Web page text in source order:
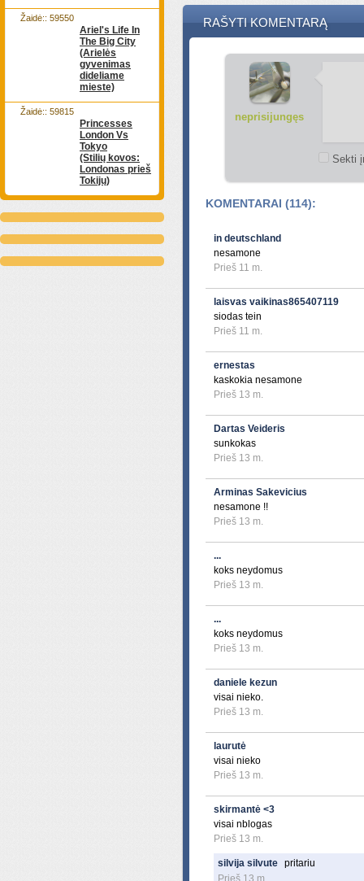
Ariel's Life In
The Big City
(Arielės
gyvenimas
dideliame
mieste)
Žaidė:: 59550
Princesses
London Vs
Tokyo
(Stilių kovos:
Londonas prieš
Tokijų)
Žaidė:: 59815
RAŠYTI KOMENTARĄ
neprisijungęs
Sekti
KOMENTARAI (114):
in deutschland
nesamone
Prieš 11 m.
laisvas vaikinas865407119
siodas tein
Prieš 11 m.
ernestas
kaskokia nesamone
Prieš 13 m.
Dartas Veideris
sunkokas
Prieš 13 m.
Arminas Sakevicius
nesamone !!
Prieš 13 m.
...
koks neydomus
Prieš 13 m.
...
koks neydomus
Prieš 13 m.
daniele kezun
visai nieko.
Prieš 13 m.
laurutė
visai nieko
Prieš 13 m.
skirmantė <3
visai nblogas
Prieš 13 m.
silvija silvute pritariu
Prieš 13 m.